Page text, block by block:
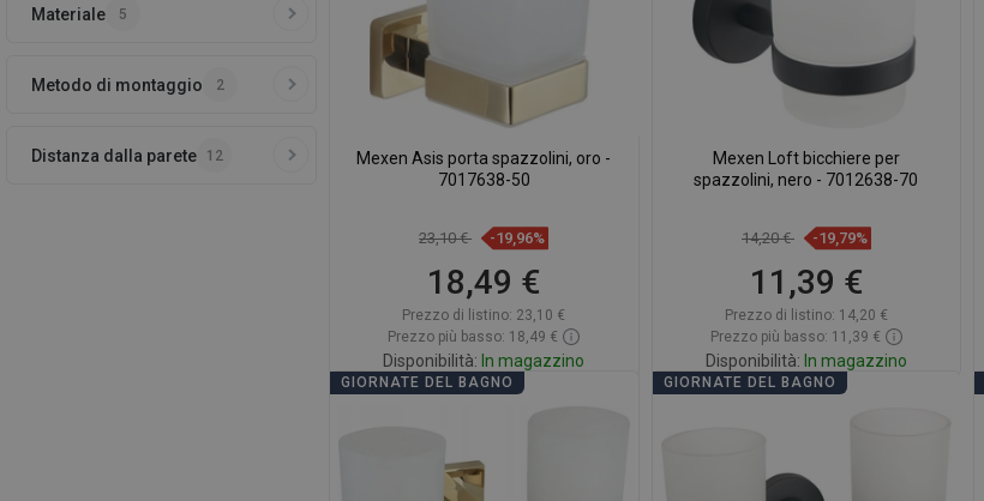
Materiale 5
Metodo di montaggio 2
Distanza dalla parete 12
Mexen Asis porta spazzolini, oro -
7017638-50
23,10 € -19,96%
18,49 €
Prezzo di listino: 23,10 €
Prezzo più basso: 18,49 €
Disponibilità: In magazzino
Mexen Loft bicchiere per
spazzolini, nero - 7012638-70
14,20 € -19,79%
11,39 €
Prezzo di listino: 14,20 €
Prezzo più basso: 11,39 €
Disponibilità: In magazzino
GIORNATE DEL BAGNO GIORNATE DEL BAGNO